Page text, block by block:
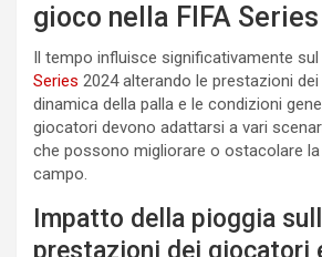
gioco nella FIFA
Il tempo influisce significativamente
Series 2024 alterando le prestazioni
dinamica della palla e le condizioni
giocatori devono adattarsi a vari
che possono migliorare o ostacolare
campo.
Impatto della pioggia
prestazioni dei giocatori